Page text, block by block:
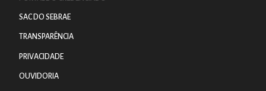
SAC DO SEBRAE
TRANSPARÊNCIA
PRIVACIDADE
OUVIDORIA